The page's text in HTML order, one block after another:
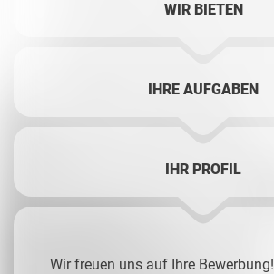
WIR BIETEN
IHRE AUFGABEN
IHR PROFIL
Wir freuen uns auf Ihre Bewerbung!